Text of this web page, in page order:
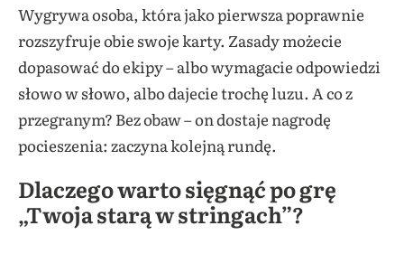
Wygrywa osoba, która jako pierwsza poprawnie
rozszyfruje obie swoje karty. Zasady możecie
dopasować do ekipy – albo wymagacie odpowiedzi
słowo w słowo, albo dajecie trochę luzu. A co z
przegranym? Bez obaw – on dostaje nagrodę
pocieszenia: zaczyna kolejną rundę.
Dlaczego warto sięgnąć po grę
„Twoja starą w stringach”?